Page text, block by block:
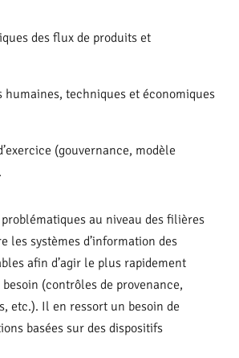
des flux de produits et
humaines, techniques et économiques
(gouvernance, modèle
au niveau des filières
les systèmes d’information des
afin d’agir le plus rapidement
(contrôles de provenance,
etc.). Il en ressort un besoin de
basées sur des dispositifs